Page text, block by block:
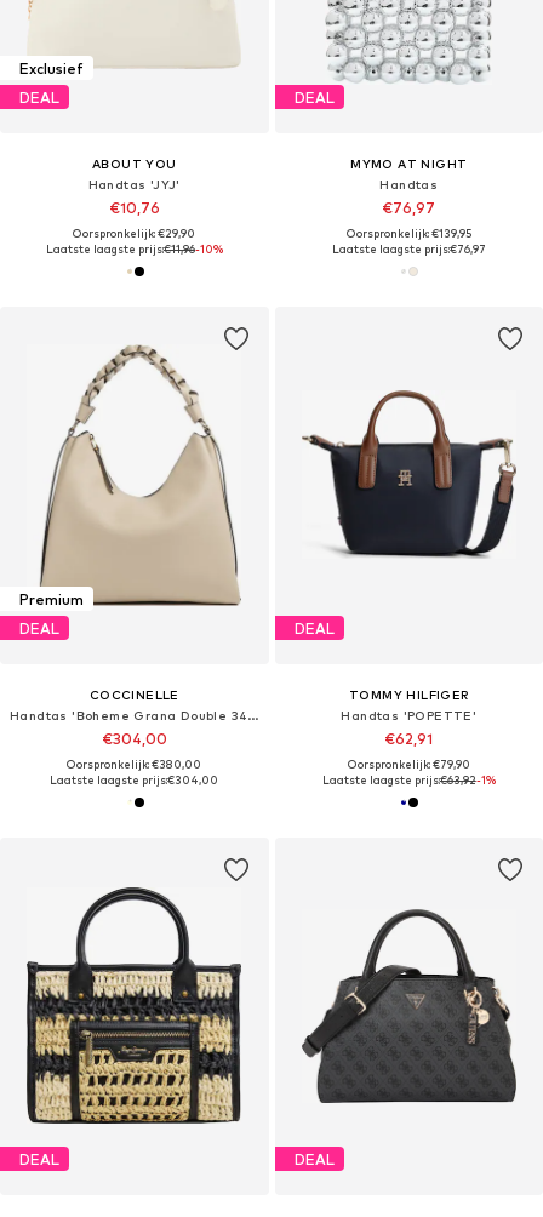
Exclusief
DEAL
ABOUT YOU
Handtas 'JYJ'
€10,76
Oorspronkelijk: €29,90
Laatste laagste prijs:€11,96-10%
DEAL
MYMO AT NIGHT
Handtas
€76,97
Oorspronkelijk: €139,95
Laatste laagste prijs:€76,97
Premium
DEAL
COCCINELLE
Handtas 'Boheme Grana Double 34x23x11 cm'
€304,00
Oorspronkelijk: €380,00
Laatste laagste prijs:€304,00
DEAL
TOMMY HILFIGER
Handtas 'POPETTE'
€62,91
Oorspronkelijk: €79,90
Laatste laagste prijs:€63,92-1%
DEAL DEAL